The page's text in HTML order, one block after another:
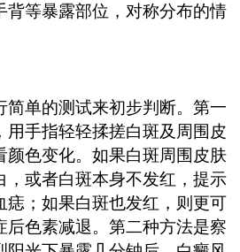
背等暴露部位，对称分布的情
简单的测试来初步判断。第一
用手指轻轻揉搓白斑及周围皮
颜色变化。如果白斑周围皮肤
，或者白斑本身不发红，提示
痣；如果白斑也发红，则更可
后色素减退。第二种方法是察